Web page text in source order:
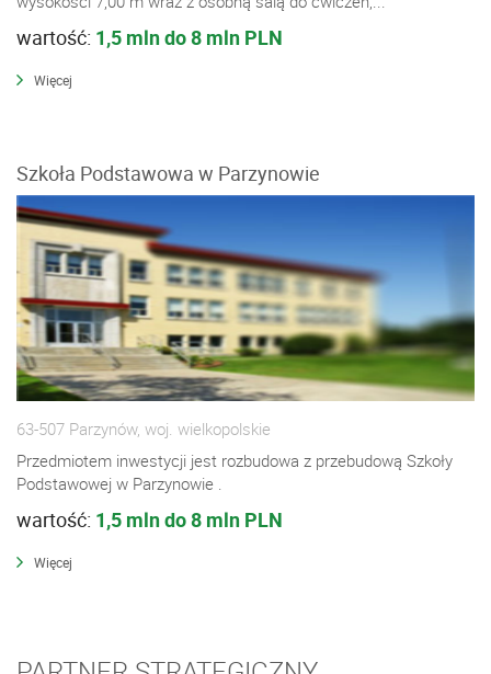
wartość: 1,5 mln do 8 mln PLN
Więcej
Szkoła Podstawowa w Parzynowie
63-507 Parzynów, woj. wielkopolskie
Przedmiotem inwestycji jest rozbudowa z przebudową Szkoły
Podstawowej w Parzynowie .
wartość: 1,5 mln do 8 mln PLN
Więcej